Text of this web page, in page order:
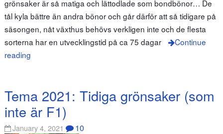
grönsaker är så matiga och lättodlade som bondbönor… De
tål kyla bättre än andra bönor och går därför att så tidigare på
säsongen, nåt växthus behövs verkligen inte och de flesta
sorterna har en utvecklingstid på ca 75 dagar
Continue
reading
Tema 2021: Tidiga grönsaker (som
inte är F1)
January 4, 2021 10